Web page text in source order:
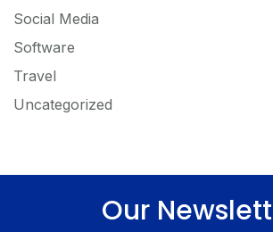
Social Media
Software
Travel
Uncategorized
Our